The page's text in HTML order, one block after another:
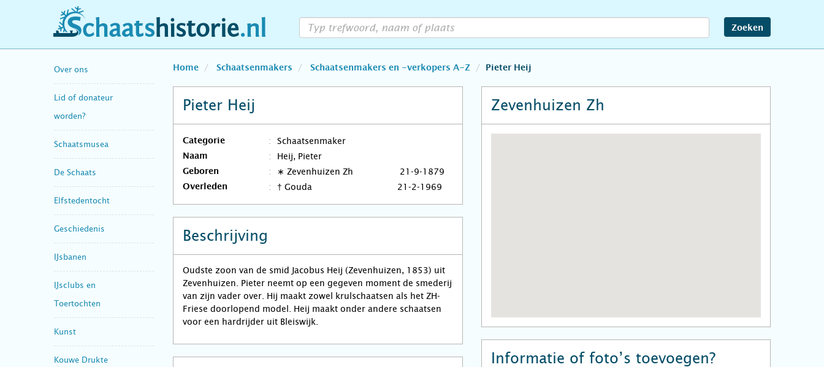
schaatshistorie.nl Zoeken
Over ons
Lid of donateur
worden?
Schaatsmusea
De Schaats
Elfstedentocht
Geschiedenis
IJsbanen
IJsclubs en
Toertochten
Kunst
Kouwe Drukte
Home Schaatsenmakers Schaatsenmakers en -verkopers A-Z Pieter Heij
Pieter Heij
Categorie Schaatsenmaker
Naam Heij, Pieter
Geboren ∗ Zevenhuizen Zh 21-9-1879
Overleden † Gouda 21-2-1969
Beschrijving
Oudste zoon van de smid Jacobus Heij (Zevenhuizen, 1853) uit
Zevenhuizen. Pieter neemt op een gegeven moment de smederij
van zijn vader over. Hij maakt zowel krulschaatsen als het ZH-
Friese doorlopend model. Heij maakt onder andere schaatsen
voor een hardrijder uit Bleiswijk.
Zevenhuizen Zh
Informatie of foto’s toevoegen?